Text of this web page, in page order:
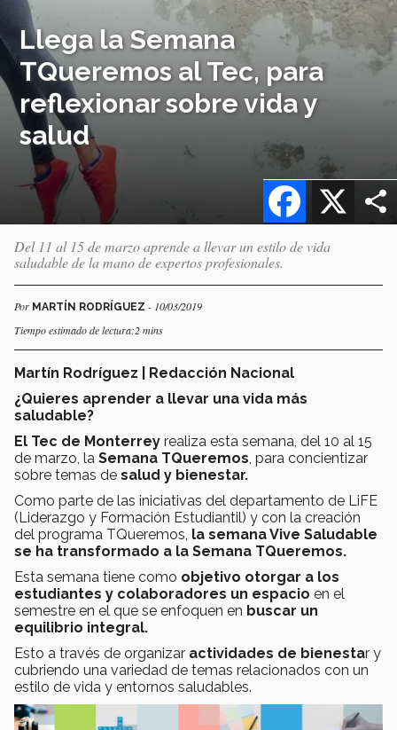
Llega la Semana
TQueremos al Tec, para
reflexionar sobre vida y
salud
X
Facebook
Del 11 al 15 de marzo aprende a llevar un estilo de vida
saludable de la mano de expertos profesionales.
Por MARTÍN RODRÍGUEZ - 10/03/2019
Tiempo estimado de lectura:2 mins
Martín Rodríguez | Redacción Nacional
¿Quieres aprender a llevar una vida más
saludable?
El Tec de Monterrey realiza esta semana, del 10 al 15
de marzo, la Semana TQueremos , para concientizar
sobre temas de salud y bienestar.
Como parte de las iniciativas del departamento de LiFE
(Liderazgo y Formación Estudiantil) y con la creación
del programa TQueremos, la semana Vive Saludable
se ha transformado a la Semana TQueremos.
Esta semana tiene como objetivo otorgar a los
estudiantes y colaboradores un espacio en el
semestre en el que se enfoquen en buscar un
equilibrio integral.
Esto a través de organizar actividades de bienestar y
cubriendo una variedad de temas relacionados con un
estilo de vida y entornos saludables.